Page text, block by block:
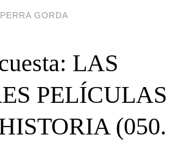
GORDA
LAS
PELÍCULAS
(050.